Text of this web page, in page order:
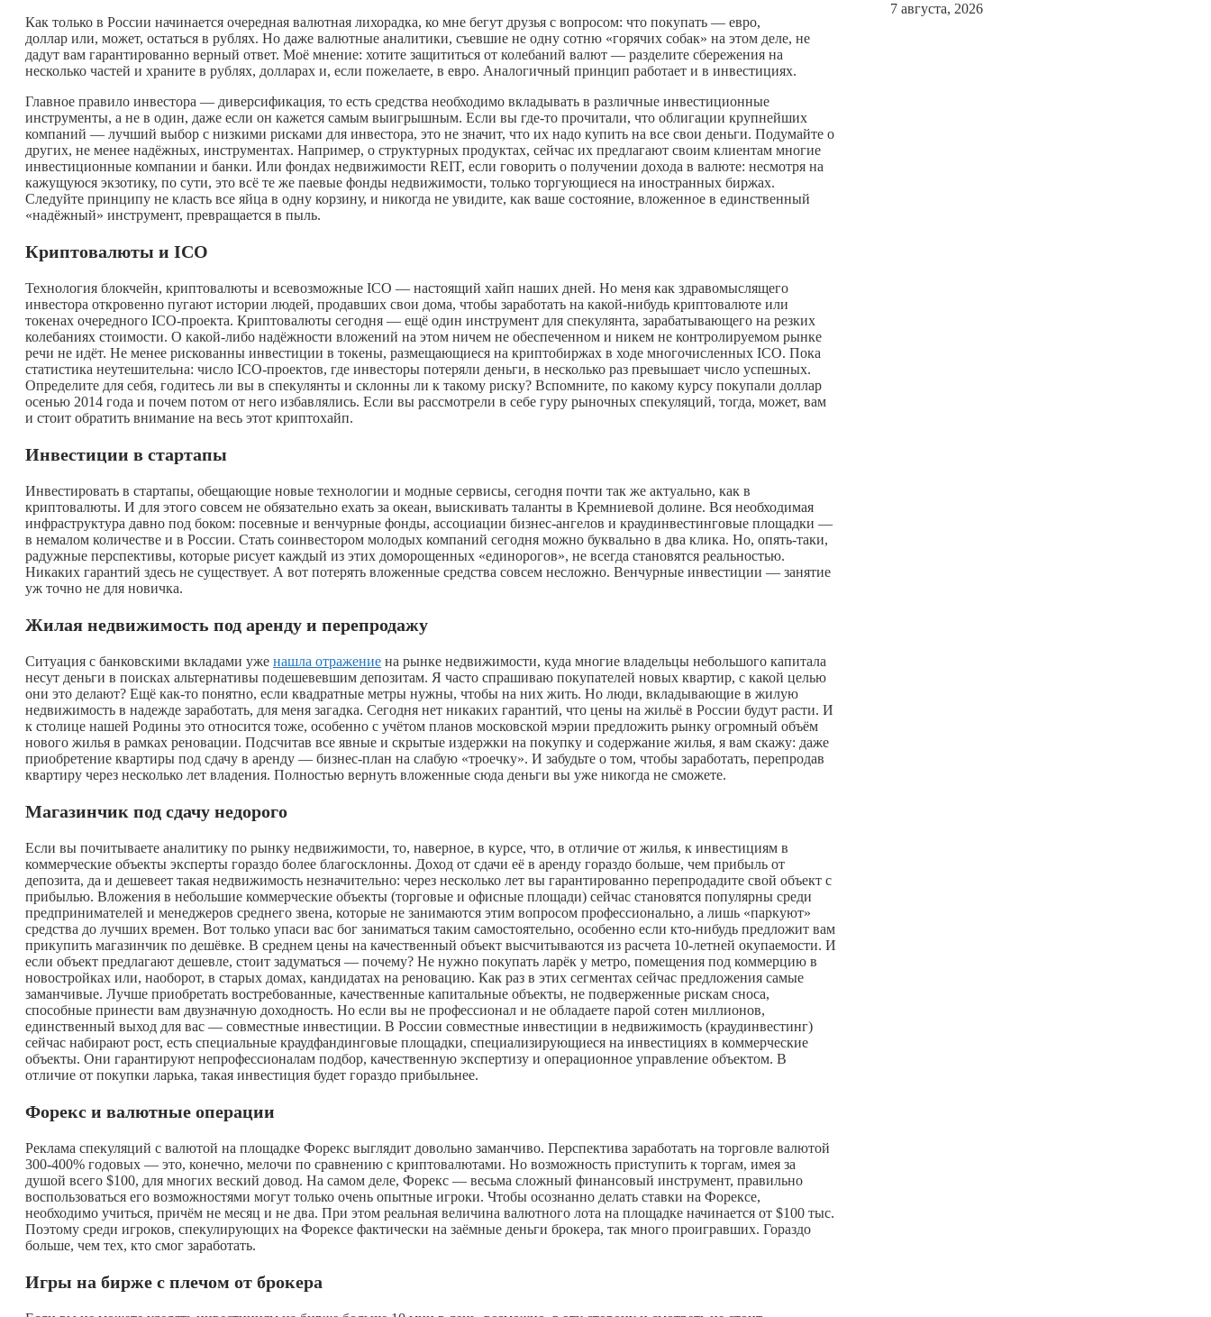
Как только в России начинается очередная валютная лихорадка, ко мне бегут друзья с вопросом: что покупать — евро,
доллар или, может, остаться в рублях. Но даже валютные аналитики, съевшие не одну сотню «горячих собак» на этом деле, не
дадут вам гарантированно верный ответ. Моё мнение: хотите защититься от колебаний валют — разделите сбережения на
несколько частей и храните в рублях, долларах и, если пожелаете, в евро. Аналогичный принцип работает и в инвестициях.
Главное правило инвестора — диверсификация, то есть средства необходимо вкладывать в различные инвестиционные
инструменты, а не в один, даже если он кажется самым выигрышным. Если вы где-то прочитали, что облигации крупнейших
компаний — лучший выбор с низкими рисками для инвестора, это не значит, что их надо купить на все свои деньги. Подумайте о
других, не менее надёжных, инструментах. Например, о структурных продуктах, сейчас их предлагают своим клиентам многие
инвестиционные компании и банки. Или фондах недвижимости REIT, если говорить о получении дохода в валюте: несмотря на
кажущуюся экзотику, по сути, это всё те же паевые фонды недвижимости, только торгующиеся на иностранных биржах.
Следуйте принципу не класть все яйца в одну корзину, и никогда не увидите, как ваше состояние, вложенное в единственный
«надёжный» инструмент, превращается в пыль.
Криптовалюты и ICO
Технология блокчейн, криптовалюты и всевозможные ICO — настоящий хайп наших дней. Но меня как здравомыслящего
инвестора откровенно пугают истории людей, продавших свои дома, чтобы заработать на какой-нибудь криптовалюте или
токенах очередного ICO-проекта. Криптовалюты сегодня — ещё один инструмент для спекулянта, зарабатывающего на резких
колебаниях стоимости. О какой-либо надёжности вложений на этом ничем не обеспеченном и никем не контролируемом рынке
речи не идёт. Не менее рискованны инвестиции в токены, размещающиеся на криптобиржах в ходе многочисленных ICO. Пока
статистика неутешительна: число ICO-проектов, где инвесторы потеряли деньги, в несколько раз превышает число успешных.
Определите для себя, годитесь ли вы в спекулянты и склонны ли к такому риску? Вспомните, по какому курсу покупали доллар
осенью 2014 года и почем потом от него избавлялись. Если вы рассмотрели в себе гуру рыночных спекуляций, тогда, может, вам
и стоит обратить внимание на весь этот криптохайп.
Инвестиции в стартапы
Инвестировать в стартапы, обещающие новые технологии и модные сервисы, сегодня почти так же актуально, как в
криптовалюты. И для этого совсем не обязательно ехать за океан, выискивать таланты в Кремниевой долине. Вся необходимая
инфраструктура давно под боком: посевные и венчурные фонды, ассоциации бизнес-ангелов и краудинвестинговые площадки —
в немалом количестве и в России. Стать соинвестором молодых компаний сегодня можно буквально в два клика. Но, опять-таки,
радужные перспективы, которые рисует каждый из этих доморощенных «единорогов», не всегда становятся реальностью.
Никаких гарантий здесь не существует. А вот потерять вложенные средства совсем несложно. Венчурные инвестиции — занятие
уж точно не для новичка.
Жилая недвижимость под аренду и перепродажу
Ситуация с банковскими вкладами уже нашла отражение на рынке недвижимости, куда многие владельцы небольшого капитала
несут деньги в поисках альтернативы подешевевшим депозитам. Я часто спрашиваю покупателей новых квартир, с какой целью
они это делают? Ещё как-то понятно, если квадратные метры нужны, чтобы на них жить. Но люди, вкладывающие в жилую
недвижимость в надежде заработать, для меня загадка. Сегодня нет никаких гарантий, что цены на жильё в России будут расти. И
к столице нашей Родины это относится тоже, особенно с учётом планов московской мэрии предложить рынку огромный объём
нового жилья в рамках реновации. Подсчитав все явные и скрытые издержки на покупку и содержание жилья, я вам скажу: даже
приобретение квартиры под сдачу в аренду — бизнес-план на слабую «троечку». И забудьте о том, чтобы заработать, перепродав
квартиру через несколько лет владения. Полностью вернуть вложенные сюда деньги вы уже никогда не сможете.
Магазинчик под сдачу недорого
Если вы почитываете аналитику по рынку недвижимости, то, наверное, в курсе, что, в отличие от жилья, к инвестициям в
коммерческие объекты эксперты гораздо более благосклонны. Доход от сдачи её в аренду гораздо больше, чем прибыль от
депозита, да и дешевеет такая недвижимость незначительно: через несколько лет вы гарантированно перепродадите свой объект с
прибылью. Вложения в небольшие коммерческие объекты (торговые и офисные площади) сейчас становятся популярны среди
предпринимателей и менеджеров среднего звена, которые не занимаются этим вопросом профессионально, а лишь «паркуют»
средства до лучших времен. Вот только упаси вас бог заниматься таким самостоятельно, особенно если кто-нибудь предложит вам
прикупить магазинчик по дешёвке. В среднем цены на качественный объект высчитываются из расчета 10-летней окупаемости. И
если объект предлагают дешевле, стоит задуматься — почему? Не нужно покупать ларёк у метро, помещения под коммерцию в
новостройках или, наоборот, в старых домах, кандидатах на реновацию. Как раз в этих сегментах сейчас предложения самые
заманчивые. Лучше приобретать востребованные, качественные капитальные объекты, не подверженные рискам сноса,
способные принести вам двузначную доходность. Но если вы не профессионал и не обладаете парой сотен миллионов,
единственный выход для вас — совместные инвестиции. В России совместные инвестиции в недвижимость (краудинвестинг)
сейчас набирают рост, есть специальные краудфандинговые площадки, специализирующиеся на инвестициях в коммерческие
объекты. Они гарантируют непрофессионалам подбор, качественную экспертизу и операционное управление объектом. В
отличие от покупки ларька, такая инвестиция будет гораздо прибыльнее.
Форекс и валютные операции
Реклама спекуляций с валютой на площадке Форекс выглядит довольно заманчиво. Перспектива заработать на торговле валютой
300-400% годовых — это, конечно, мелочи по сравнению с криптовалютами. Но возможность приступить к торгам, имея за
душой всего $100, для многих веский довод. На самом деле, Форекс — весьма сложный финансовый инструмент, правильно
воспользоваться его возможностями могут только очень опытные игроки. Чтобы осознанно делать ставки на Форексе,
необходимо учиться, причём не месяц и не два. При этом реальная величина валютного лота на площадке начинается от $100 тыс.
Поэтому среди игроков, спекулирующих на Форексе фактически на заёмные деньги брокера, так много проигравших. Гораздо
больше, чем тех, кто смог заработать.
Игры на бирже с плечом от брокера
7 августа, 2026